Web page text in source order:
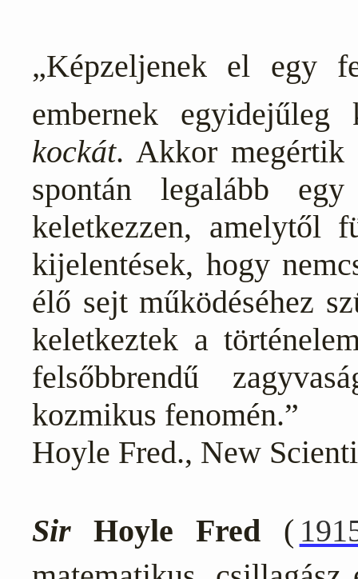
„Képzeljenek el egy
embernek
kockát. Akkor megértik
spontán legalább
keletkezzen, amelytől
kijelentések, hogy
élő sejt működéséhez
keletkeztek a
felsőbbrendű
kozmikus fenomén.”
Hoyle Fred., New
Sir Hoyle Fred (